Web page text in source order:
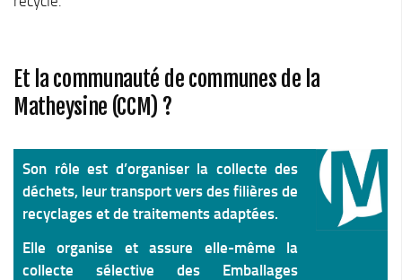
Et la communauté de communes de la
Matheysine (CCM) ?
Son rôle est d’organiser la collecte des
déchets, leur transport vers des filières de
recyclages et de traitements adaptées.
Elle organise et assure elle-même la
collecte sélective des Emballages